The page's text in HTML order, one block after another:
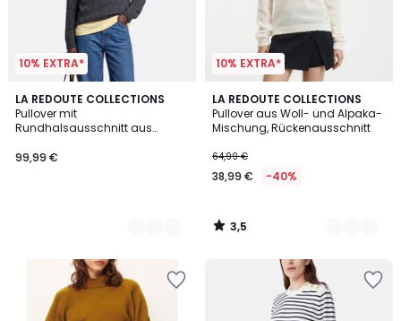
10% EXTRA*
LA REDOUTE COLLECTIONS
Pullover mit
Rundhalsausschnitt aus
Signature AZELIE
99,99 €
5
Farben
10% EXTRA*
LA REDOUTE COLLECTIONS
Pullover aus Woll- und Alpaka-
Mischung, Rückenausschnitt
64,99 €
38,99 € -40%
3,5
/ 5
2
Farben
3,5
/